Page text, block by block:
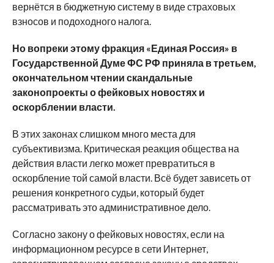
вернётся в бюджетную систему в виде страховых
взносов и подоходного налога.
Но вопреки этому фракция «Единая Россия» в
Государственной Думе ФС РФ приняла в третьем,
окончательном чтении скандальные
законопроекты о фейковых новостях и
оскорблении власти.
В этих законах слишком много места для
субъективизма. Критическая реакция общества на
действия власти легко может превратиться в
оскорбление той самой власти. Всё будет зависеть от
решения конкретного судьи, который будет
рассматривать это административное дело.
Согласно закону о фейковых новостях, если на
информационном ресурсе в сети Интернет,